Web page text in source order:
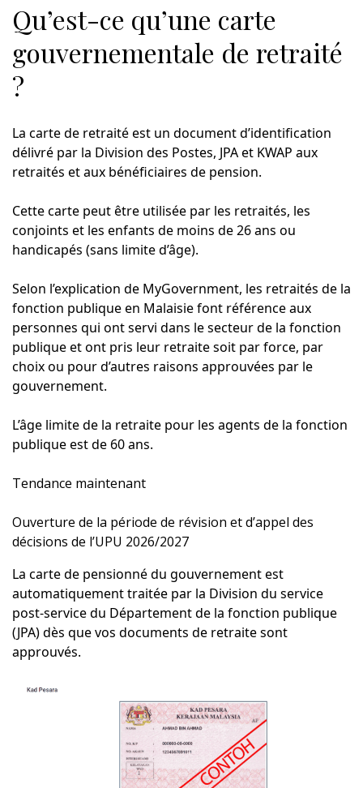
Qu’est-ce qu’une carte
gouvernementale de retraité
?
La carte de retraité est un document d’identification
délivré par la Division des Postes, JPA et KWAP aux
retraités et aux bénéficiaires de pension.
Cette carte peut être utilisée par les retraités, les
conjoints et les enfants de moins de 26 ans ou
handicapés (sans limite d’âge).
Selon l’explication de MyGovernment, les retraités de la
fonction publique en Malaisie font référence aux
personnes qui ont servi dans le secteur de la fonction
publique et ont pris leur retraite soit par force, par
choix ou pour d’autres raisons approuvées par le
gouvernement.
L’âge limite de la retraite pour les agents de la fonction
publique est de 60 ans.
Tendance maintenant
Ouverture de la période de révision et d’appel des
décisions de l’UPU 2026/2027
La carte de pensionné du gouvernement est
automatiquement traitée par la Division du service
post-service du Département de la fonction publique
(JPA) dès que vos documents de retraite sont
approuvés.